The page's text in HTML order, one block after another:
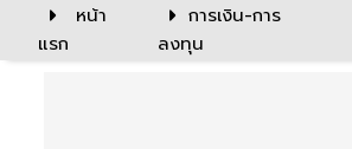
หน้า
แรก
การเงิน-การ
ลงทุน